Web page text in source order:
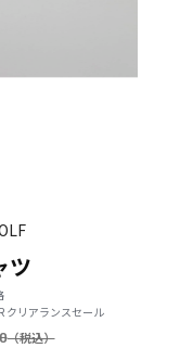
ツ
クリアランスセール